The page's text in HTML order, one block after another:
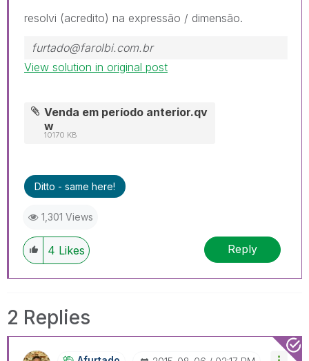
resolvi (acredito) na expressão / dimensão.
furtado@farolbi.com.br
View solution in original post
Venda em período anterior.qv
w
10170 KB
Ditto - same here!
1,301 Views
4 Likes Reply
2 Replies